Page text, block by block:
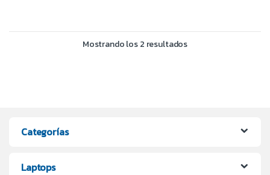
Mostrando los 2 resultados
Categorías
Laptops